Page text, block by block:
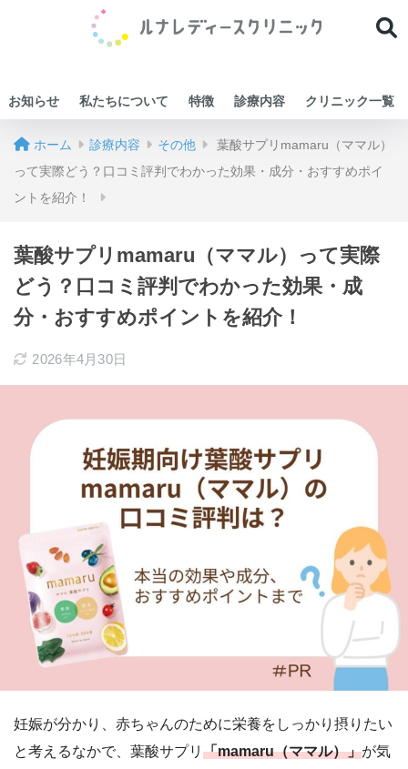
お知らせ 私たちについて 特徴 診療内容 クリニック一覧
ホーム 診療内容 その他
葉酸サプリmamaru（ママル）
って実際どう？口コミ評判でわかった効果・成分・おすすめポイ
ントを紹介！
葉酸サプリmamaru（ママル）って実際
どう？口コミ評判でわかった効果・成
分・おすすめポイントを紹介！
2026年4月30日
妊娠が分かり、赤ちゃんのために栄養をしっかり摂りたい
と考えるなかで、葉酸サプリ 「mamaru（ママル）」が気